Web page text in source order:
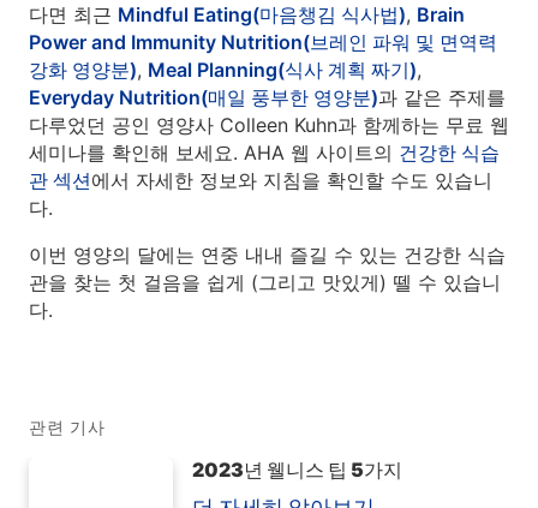
다면 최근 Mindful Eating(마음챙김 식사법), Brain
Power and Immunity Nutrition(브레인 파워 및 면역력
강화 영양분), Meal Planning(식사 계획 짜기),
Everyday Nutrition(매일 풍부한 영양분)과 같은 주제를
다루었던 공인 영양사 Colleen Kuhn과 함께하는 무료 웹
세미나를 확인해 보세요. AHA 웹 사이트의 건강한 식습
관 섹션에서 자세한 정보와 지침을 확인할 수도 있습니
다.
이번 영양의 달에는 연중 내내 즐길 수 있는 건강한 식습
관을 찾는 첫 걸음을 쉽게 (그리고 맛있게) 뗄 수 있습니
다.
관련 기사
2023년 웰니스 팁 5가지